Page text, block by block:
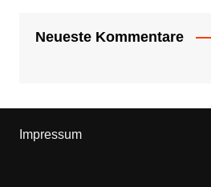
Neueste Kommentare
Impressum